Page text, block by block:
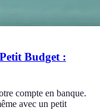
Budget :
compte en banque.
avec un petit